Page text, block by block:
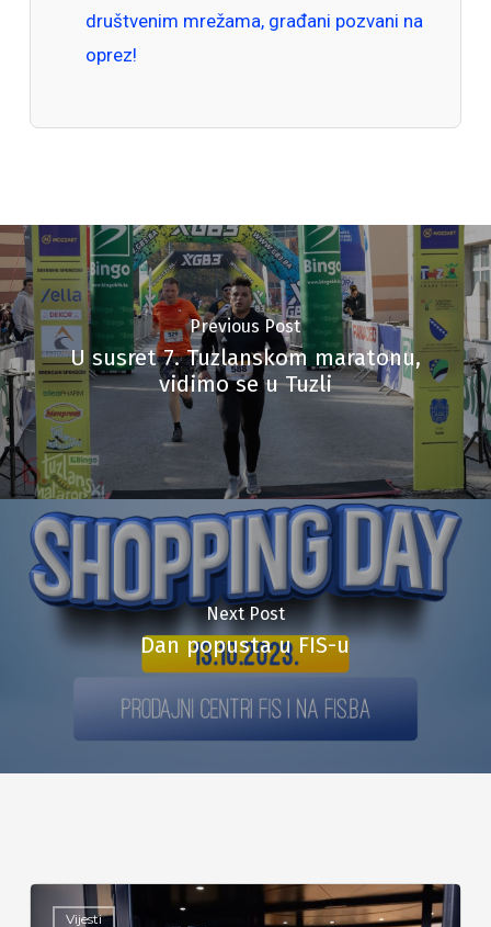
društvenim mrežama, građani pozvani na
oprez!
Previous Post
U susret 7. Tuzlanskom maratonu,
vidimo se u Tuzli
Next Post
Dan popusta u FIS-u
Vijesti